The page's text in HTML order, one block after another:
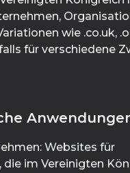
wie .co.uk,
für verschiedene
Websites für
die im Vereinigten